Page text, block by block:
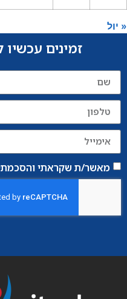
« יול
זמינים
מאשר/ת שקראתי